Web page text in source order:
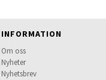
INFORMATION
Om oss
Nyheter
Nyhetsbrev